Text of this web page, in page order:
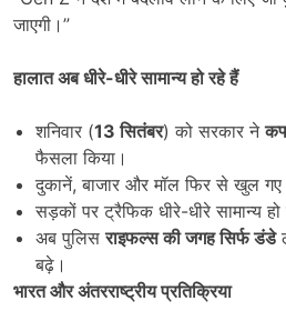
जाएगी।”
हालात अब धीरे-धीरे सामान्य हो रहे हैं
शनिवार (13सितंबर) को सरकार ने
फैसला किया।
दुकानें, बाजार और मॉल फिर से खुल गए
सड़कों पर ट्रैफिक धीरे-धीरे सामान्य हो
अब पुलिसराइफल्स की जगह सिर्फ डंडे
बढ़े।
भारत और अंतरराष्ट्रीय प्रतिक्रिया